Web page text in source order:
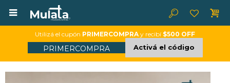

Utilizá el cupón PRIMERCOMPRA y recibí $500 OFF
PRIMERCOMPRA Activá el código